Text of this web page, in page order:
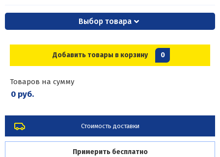
Выбор товара
Добавить товары в корзину 0
Товаров на сумму
0 руб.
Стоимость доставки
Примерить бесплатно